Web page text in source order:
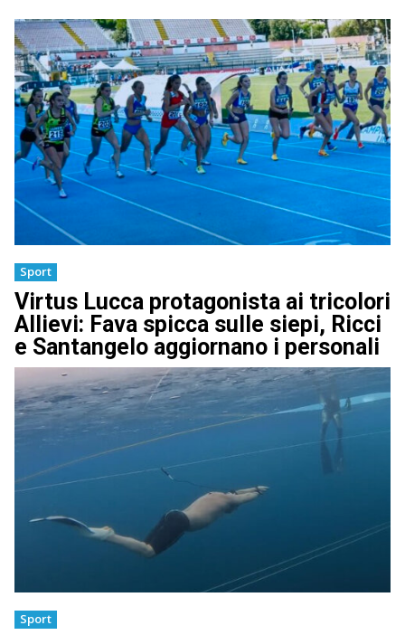
Sport
Virtus Lucca protagonista ai tricolori
Allievi: Fava spicca sulle siepi, Ricci
e Santangelo aggiornano i personali
Sport